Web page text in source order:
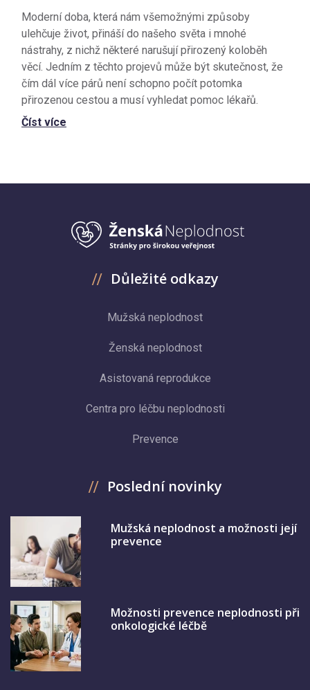
Moderní doba, která nám všemožnými způsoby
ulehčuje život, přináší do našeho světa i mnohé
nástrahy, z nichž některé narušují přirozený koloběh
věcí. Jedním z těchto projevů může být skutečnost, že
čím dál více párů není schopno počít potomka
přirozenou cestou a musí vyhledat pomoc lékařů.
Číst více
Důležité odkazy
Mužská neplodnost
Ženská neplodnost
Asistovaná reprodukce
Centra pro léčbu neplodnosti
Prevence
Poslední novinky
Mužská neplodnost a možnosti její
prevence
Možnosti prevence neplodnosti při
onkologické léčbě